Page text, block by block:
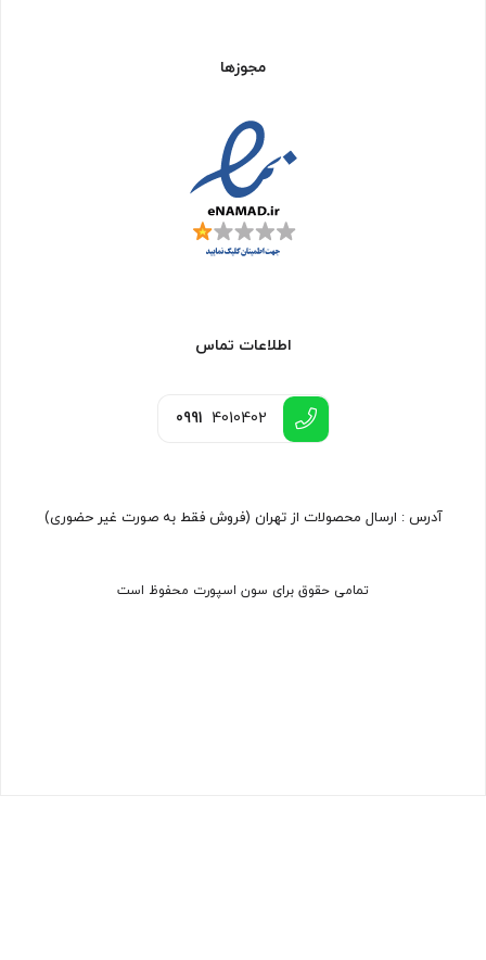
مجوزها
اطلاعات تماس
0991 4010402
آدرس : ارسال محصولات از تهران (فروش فقط به صورت غیر حضوری)
تمامی حقوق برای سون اسپورت محفوظ است